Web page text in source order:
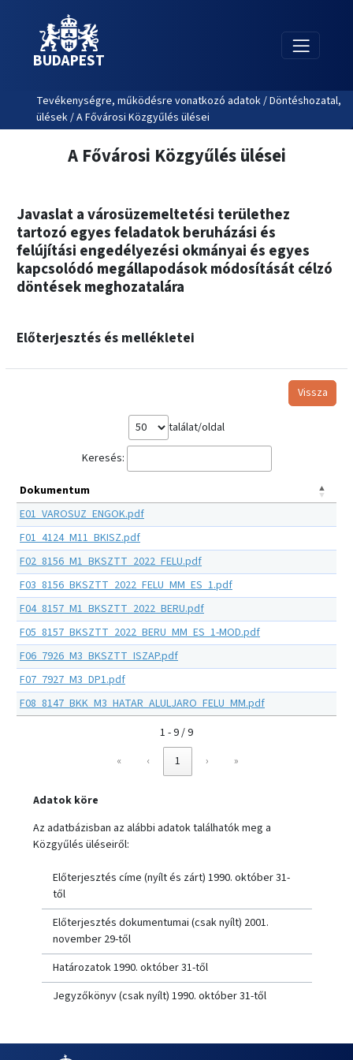
BUDAPEST
Tevékenységre, működésre vonatkozó adatok / Döntéshozatal,
ülések / A Fővárosi Közgyűlés ülései
A Fővárosi Közgyűlés ülései
Javaslat a városüzemeltetési területhez
tartozó egyes feladatok beruházási és
felújítási engedélyezési okmányai és egyes
kapcsolódó megállapodások módosítását célzó
döntések meghozatalára
Előterjesztés és mellékletei
Vissza
találat/oldal
Keresés:
Dokumentum
E01_VAROSUZ_ENGOK.pdf
F01_4124_M11_BKISZ.pdf
F02_8156_M1_BKSZTT_2022_FELU.pdf
F03_8156_BKSZTT_2022_FELU_MM_ES_1.pdf
F04_8157_M1_BKSZTT_2022_BERU.pdf
F05_8157_BKSZTT_2022_BERU_MM_ES_1-MOD.pdf
F06_7926_M3_BKSZTT_ISZAP.pdf
F07_7927_M3_DP1.pdf
F08_8147_BKK_M3_HATAR_ALULJARO_FELU_MM.pdf
1 - 9 / 9
«
‹ 1 › »
Adatok köre
Az adatbázisban az alábbi adatok találhatók meg a
Közgyűlés üléseiről:
Előterjesztés címe (nyílt és zárt) 1990. október 31-
től
Előterjesztés dokumentumai (csak nyílt) 2001.
november 29-től
Határozatok 1990. október 31-től
Jegyzőkönyv (csak nyílt) 1990. október 31-től